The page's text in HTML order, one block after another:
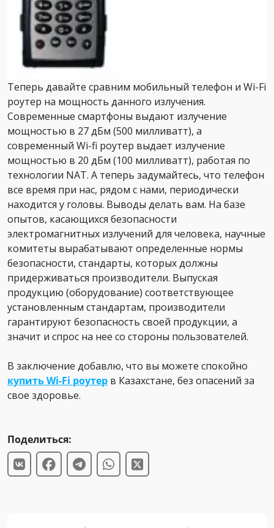
Поделиться:
Теперь давайте сравним мобильный телефон и Wi-Fi
роутер на мощность данного излучения.
Современные смартфоны выдают излучение
мощностью в 27 дБм (500 милливатт), а
современный Wi-fi роутер выдает излучение
мощностью в 20 дБм (100 милливатт), работая по
технологии NAT. А теперь задумайтесь, что телефон
все время при нас, рядом с нами, периодически
находится у головы. Выводы делать вам. На базе
опытов, касающихся безопасности
электромагнитных излучений для человека, научные
комитеты вырабатывают определенные нормы
безопасности, стандарты, которых должны
придерживаться производители. Выпуская
продукцию (оборудование) соответствующее
установленным стандартам, производители
гарантируют безопасность своей продукции, а
значит и спрос на нее со стороны пользователей.
В заключение добавлю, что вы можете спокойно
купить Wi-Fi роутер в Казахстане, без опасений за
свое здоровье.